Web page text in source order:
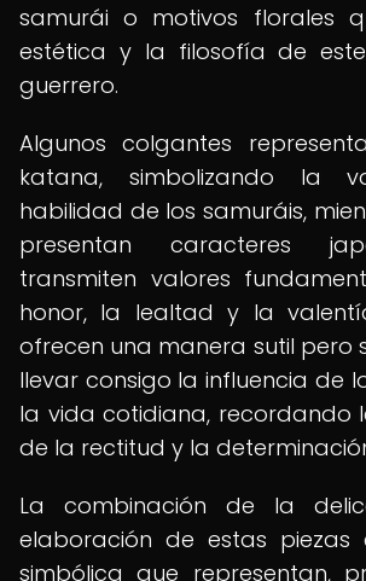
samurái o motivos florales
estética y la filosofía de
guerrero.
Algunos colgantes
katana, simbolizando la
habilidad de los samuráis,
presentan caracteres
transmiten valores
honor, la lealtad y la
ofrecen una manera sutil pero
llevar consigo la influencia de
la vida cotidiana, recordando
de la rectitud y la
La combinación de la
elaboración de estas piezas
simbólica que representan,